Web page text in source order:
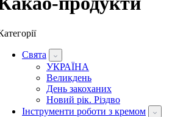
Свята
УКРАЇНА
Великдень
День закоханих
Новий рік. Різдво
Інструменти роботи з кремом